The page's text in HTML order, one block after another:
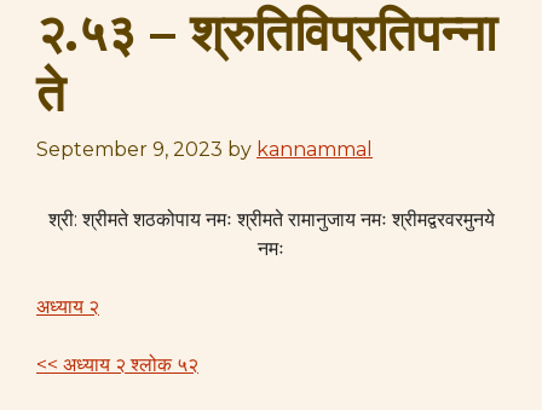
२.५३ – श्रुतिविप्रतिपन्ना
ते
September 9, 2023 by kannammal
श्री: श्रीमते शठकोपाय नमः श्रीमते रामानुजाय नमः श्रीमद्वरवरमुनये
नमः
अध्याय २
<< अध्याय २ श्लोक ५२